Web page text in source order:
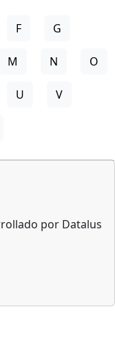
F G
M N O
U V
por Datalus